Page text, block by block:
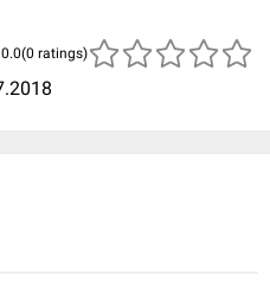
(0 ratings)